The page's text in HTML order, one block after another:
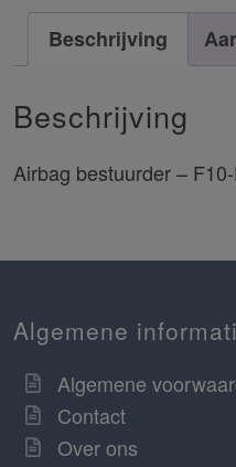
Beschrijving
Beschrijving
Airbag bestuurder –
Algemene
Algemene
Contact
Over ons